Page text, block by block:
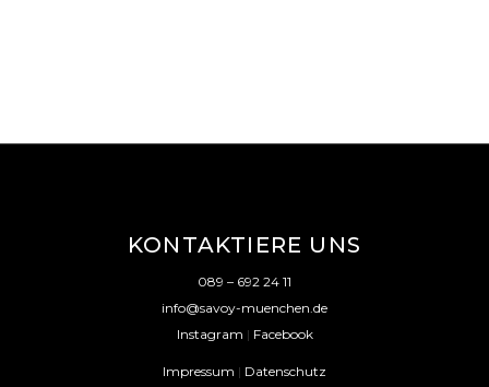
KONTAKTIERE UNS
089 – 692 24 11
info@savoy-muenchen.de
Instagram | Facebook
Impressum | Datenschutz